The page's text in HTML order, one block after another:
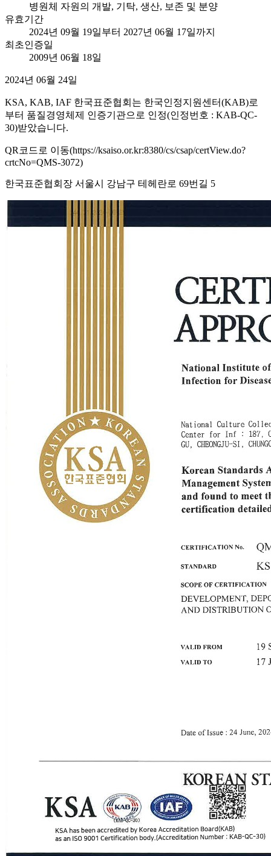
병원체 자원의 개발, 기탁, 생산, 보존 및 분양
유효기간
2024년 09월 19일부터 2027년 06월 17일까지
최초인증일
2009년 06월 18일
2024년 06월 24일
KSA, KAB, IAF 한국표준협회는 한국인정지원센터(KAB)로
부터 품질경영체제 인증기관으로 인정(인정번호 : KAB-QC-
30)받았습니다.
QR코드로 이동(https://ksaiso.or.kr:8380/cs/csap/certView.do?
crtcNo=QMS-3072)
한국표준협회장 서울시 강남구 테헤란로 69번길 5